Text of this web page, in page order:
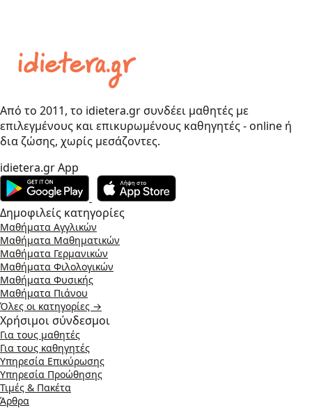
Από το 2011, το idietera.gr συνδέει μαθητές με
επιλεγμένους και επικυρωμένους καθηγητές - online ή
δια ζώσης, χωρίς μεσάζοντες.
idietera.gr App
Δημοφιλείς κατηγορίες
Μαθήματα Αγγλικών
Μαθήματα Μαθηματικών
Μαθήματα Γερμανικών
Μαθήματα Φιλολογικών
Μαθήματα Φυσικής
Μαθήματα Πιάνου
Όλες οι κατηγορίες →
Χρήσιμοι σύνδεσμοι
Για τους μαθητές
Για τους καθηγητές
Υπηρεσία Επικύρωσης
Υπηρεσία Προώθησης
Τιμές & Πακέτα
Άρθρα